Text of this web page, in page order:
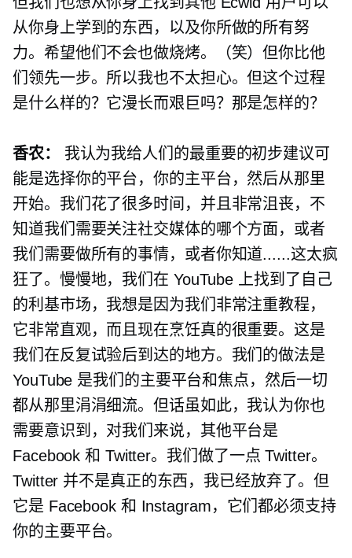
从你身上学到的东西，以及你所做的所有努
力。希望他们不会也做烧烤。（笑）但你比他
们领先一步。所以我也不太担心。但这个过程
是什么样的？它漫长而艰巨吗？那是怎样的？
香农：
我认为我给人们的最重要的初步建议可
能是选择你的平台，你的主平台，然后从那里
开始。我们花了很多时间，并且非常沮丧，不
知道我们需要关注社交媒体的哪个方面，或者
我们需要做所有的事情，或者你知道......这太疯
狂了。慢慢地，我们在 YouTube 上找到了自己
的利基市场，我想是因为我们非常注重教程，
它非常直观，而且现在烹饪真的很重要。这是
我们在反复试验后到达的地方。我们的做法是
YouTube 是我们的主要平台和焦点，然后一切
都从那里涓涓细流。但话虽如此，我认为你也
需要意识到，对我们来说，其他平台是
Facebook 和 Twitter。我们做了一点 Twitter。
Twitter 并不是真正的东西，我已经放弃了。但
它是 Facebook 和 Instagram，它们都必须支持
你的主要平台。